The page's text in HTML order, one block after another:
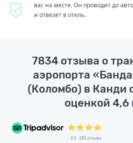
вас на месте. Он проводит до
и отвезет в отель.
7834 отзыва о
аэропорта
(Коломбо) в Канди
оценкой 4,6
4.0 · 380 отзыва